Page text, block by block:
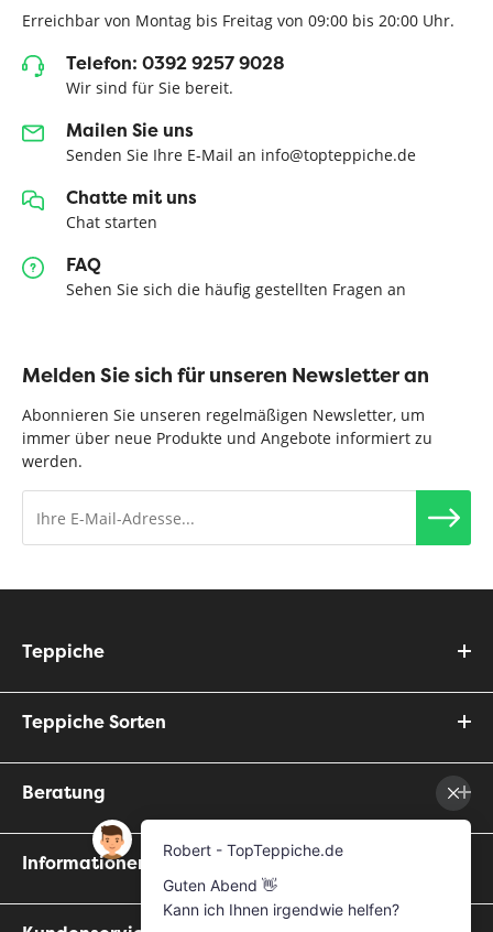
Erreichbar von Montag bis Freitag von 09:00 bis 20:00 Uhr.
Telefon: 0392 9257 9028
Wir sind für Sie bereit.
Mailen Sie uns
Senden Sie Ihre E-Mail an info@topteppiche.de
Chatte mit uns
Chat starten
FAQ
Sehen Sie sich die häufig gestellten Fragen an
Melden Sie sich für unseren Newsletter an
Abonnieren Sie unseren regelmäßigen Newsletter, um
immer über neue Produkte und Angebote informiert zu
werden.
Teppiche
Teppiche Sorten
Beratung
Informationen